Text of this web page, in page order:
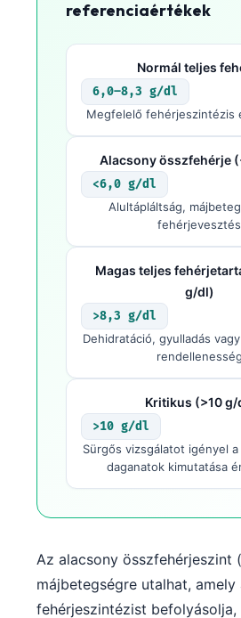
referenciaértékek
Normál teljes
6,0–8,3 g/dl
Megfelelő fehérjeszintézis
Alacsony összfehérje
<6,0 g/dl
Alultápláltság,
fehérjevesztés
Magas teljes
g/dl)
>8,3 g/dl
Dehidratáció, gyulladás
rendellenesség
Kritikus (>10 g/
>10 g/dl
Sürgős vizsgálatot igényel
daganatok kimutatása
Az alacsony összfehérjeszint
májbetegségre utalhat, amely
fehérjeszintézist befolyásolja,